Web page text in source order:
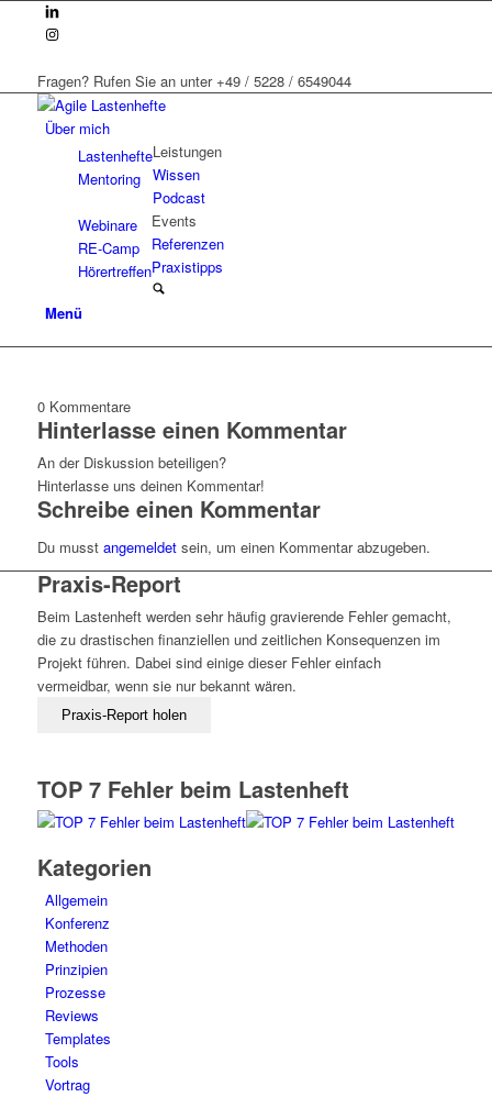
Fragen? Rufen Sie an unter +49 / 5228 / 6549044
Über mich
Leistungen
Lastenhefte
Mentoring
Wissen
Podcast
Events
Webinare
RE-Camp
Hörertreffen
Referenzen
Praxistipps
Menü
0 Kommentare
Hinterlasse einen Kommentar
An der Diskussion beteiligen?
Hinterlasse uns deinen Kommentar!
Schreibe einen Kommentar
Du musst angemeldetsein, um einen Kommentar abzugeben.
Praxis-Report
Beim Lastenheft werden sehr häufig gravierende Fehler gemacht,
die zu drastischen finanziellen und zeitlichen Konsequenzen im
Projekt führen. Dabei sind einige dieser Fehler einfach
vermeidbar, wenn sie nur bekannt wären.
TOP 7 Fehler beim Lastenheft
Kategorien
Allgemein
Konferenz
Methoden
Prinzipien
Prozesse
Reviews
Templates
Tools
Vortrag